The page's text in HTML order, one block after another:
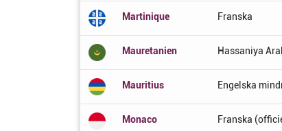
Martinique Franska
Mauretanien Hassaniya
Mauritius Engelska
Monaco Franska